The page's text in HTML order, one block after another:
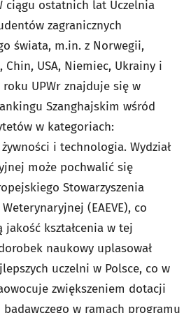
ciągu ostatnich lat Uczelnia
zagranicznych
świata, m.in. z Norwegii,
USA, Niemiec, Ukrainy i
roku UPWr znajduje się w
Szanghajskim wśród
w kategoriach:
i technologia. Wydział
może pochwalić się
Stowarzyszenia
(EAEVE), co
jakość kształcenia w tej
naukowy uplasował
uczelni w Polsce, co w
zwiększeniem dotacji
w ramach programu